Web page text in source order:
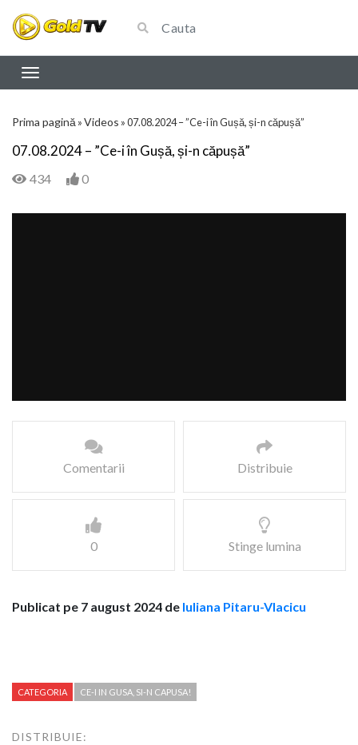
Prima pagină »Videos »07.08.2024 – ”Ce-i în Gușă, și-n căpușă”
07.08.2024 – ”Ce-i în Gușă, și-n căpușă”
434 0
Comentarii Distribuie
0 Stinge lumina
Publicat pe 7 august 2024 de Iuliana Pitaru-Vlacicu
CATEGORIA CE-I IN GUSA, SI-N CAPUSA!
DISTRIBUIE: